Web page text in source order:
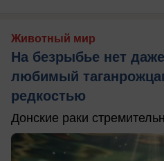
Животный мир
На безрыбье нет
любимый
редкостью
Донские раки